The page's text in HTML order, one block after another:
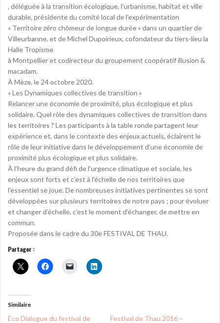
, déléguée à la transition écologique, l’urbanisme, habitat et ville
durable, présidente du comité local de l’expérimentation
« Territoire zéro chômeur de longue durée » dans un quartier de
Villeurbanne, et de Michel Dupoirieux, cofondateur du tiers-lieu la
Halle Tropisme
à Montpellier et codirecteur du groupement coopératif illusion &
macadam.
À Mèze, le 24 octobre 2020.
« Les Dynamiques collectives de transition »
Relancer une économie de proximité, plus écologique et plus
solidaire. Quel rôle des dynamiques collectives de transition dans
les territoires ? Les participants à la table ronde partagent leur
expérience et, dans le contexte des enjeux actuels, éclairent le
rôle de leur initiative dans le développement d’une économie de
proximité plus écologique et plus solidaire.
À l’heure du grand défi de l’urgence climatique et sociale, les
enjeux sont forts et c’est à l’échelle de nos territoires que
l’essentiel se joue. De nombreuses initiatives pertinentes se sont
développées sur plusieurs territoires de notre pays ; pour évoluer
et changer d’échelle, c’est le moment d’échanger, de mettre en
commun.
Proposée dans le cadre du 30e FESTIVAL DE THAU.
Partager :
Similaire
Eco Dialogue du festival de
Festival de Thau 2016 –